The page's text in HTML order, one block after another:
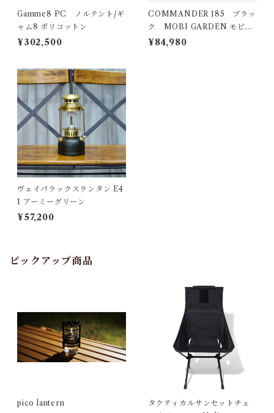
Gamme8 PC ノルテント/ギ
ャム8 ポリコットン
¥302,500
COMMANDER 185 ブラッ
ク MOBI GARDEN モビガ
ーデン
¥84,980
ヴェイパラックスランタン E4
1 アーミーグリーン
¥57,200
ピックアップ商品
pico lantern
タクティカルサンセットチェ